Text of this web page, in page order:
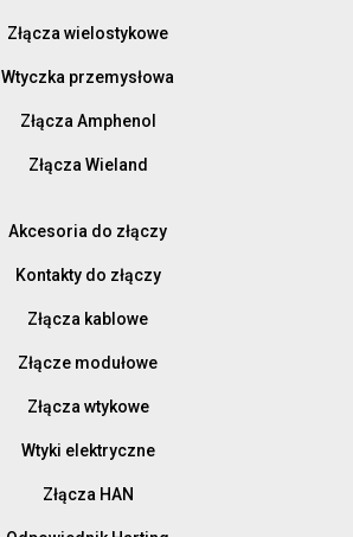
Złącza wielostykowe
Wtyczka przemysłowa
Złącza Amphenol
Złącza Wieland
Akcesoria do złączy
Kontakty do złączy
Złącza kablowe
Złącze modułowe
Złącza wtykowe
Wtyki elektryczne
Złącza HAN